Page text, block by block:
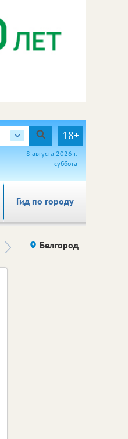
18+
8 августа 2026 г.
суббота
Гид по городу
Здоровье компаний (на
правах
Белгород